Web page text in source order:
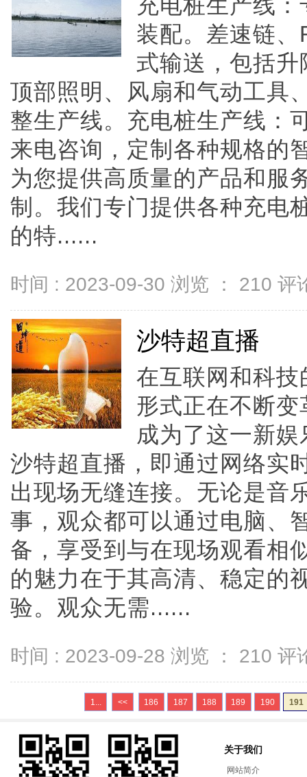
充电桩生产线
装配。差速链
式输送，包括
顶部照明、风扇和气动工具
整生产线。充电桩生产线：
来电咨询，定制各种规格的
为您提供高质量的产品和服
制。我们专门提供各种充电
的特......
时间 : 2023-09-30 浏览 ： 210 评
沙特超直播
在互联网和科
形式正在不断
成为了这一新
沙特超直播，即通过网络实
出现场无缝连接。无论是音
事，观众都可以通过电脑、
备，享受到与在现场观看相
的魅力在于其高清、稳定的
验。观众无需......
时间 : 2023-09-28 浏览 ： 210 评
1... << 186 187 188 189 190 191
关于我们
网站简介